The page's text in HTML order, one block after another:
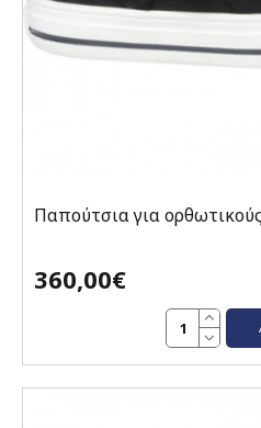
Παπούτσια για
360,00€